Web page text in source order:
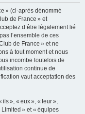
» (ci-après dénommé
de France » et
d’être légalement lié
l’ensemble de ces
de France » et ne
à tout moment et nous
incombe toutefois de
continue de
vaut acceptation des
», « eux », « leur »,
» et « équipes